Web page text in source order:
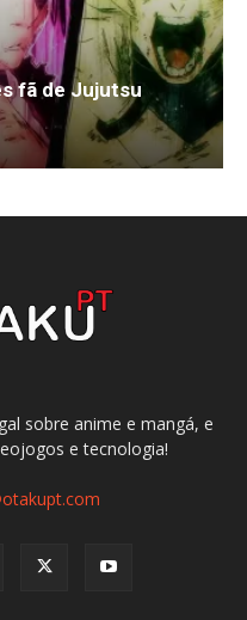
fã de Jujutsu
sobre anime e mangá, e
e tecnologia!